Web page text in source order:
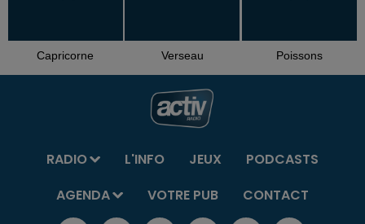
Capricorne Verseau Poissons
RADIO L'INFO JEUX
PODCASTS
AGENDA
VOTRE PUB CONTACT